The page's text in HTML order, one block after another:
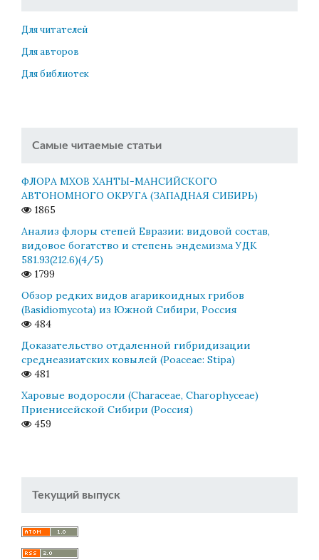
Для читателей
Для авторов
Для библиотек
Самые читаемые статьи
ФЛОРА МХОВ ХАНТЫ-МАНСИЙСКОГО
АВТОНОМНОГО ОКРУГА (ЗАПАДНАЯ СИБИРЬ)
1865
Анализ флоры степей Евразии: видовой состав,
видовое богатство и степень эндемизма УДК
581.93(212.6)(4/5)
1799
Обзор редких видов агарикоидных грибов
(Basidiomycota) из Южной Сибири, Россия
484
Доказательство отдаленной гибридизации
среднеазиатских ковылей (Poaceae: Stipa)
481
Харовые водоросли (Characeae, Charophyceae)
Приенисейской Сибири (Россия)
459
Текущий выпуск